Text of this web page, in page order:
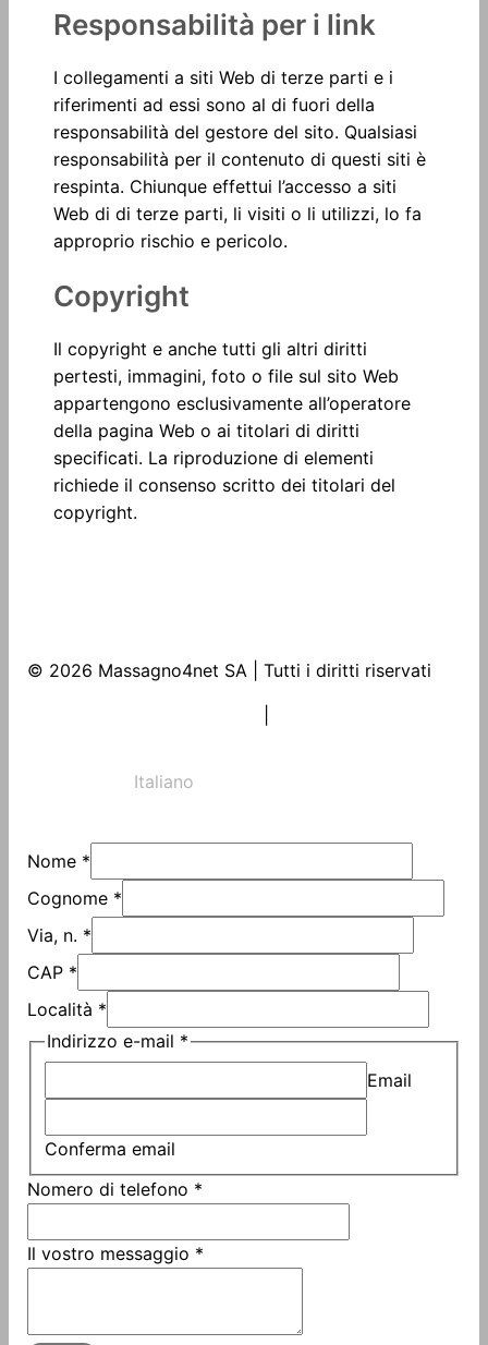
Responsabilità per i link
I collegamenti a siti Web di terze parti e i
riferimenti ad essi sono al di fuori della
responsabilità del gestore del sito. Qualsiasi
responsabilità per il contenuto di questi siti è
respinta. Chiunque effettui l’accesso a siti
Web di di terze parti, li visiti o li utilizzi, lo fa
approprio rischio e pericolo.
Copyright
Il copyright e anche tutti gli altri diritti
pertesti, immagini, foto o file sul sito Web
appartengono esclusivamente all’operatore
della pagina Web o ai titolari di diritti
specificati. La riproduzione di elementi
richiede il consenso scritto dei titolari del
copyright.
© 2026 Massagno4net SA | Tutti i diritti riservati
Italiano
Nome *
Cognome *
Via, n. *
CAP *
Località *
Indirizzo e-mail *
Email
Conferma email
e-
telefono
Il
Nomero di telefono *
Il vostro messaggio *